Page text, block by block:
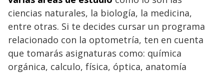
ciencias naturales, la biología, la medicina,
entre otras. Si te decides cursar un programa
relacionado con la optometría, ten en cuenta
que tomarás asignaturas como: química
orgánica, calculo, física, óptica, anatomía